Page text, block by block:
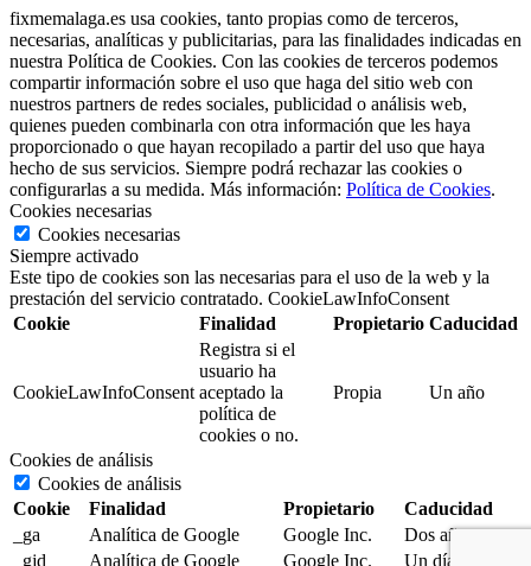
fixmemalaga.es usa cookies, tanto propias como de terceros,
necesarias, analíticas y publicitarias, para las finalidades indicadas en
nuestra Política de Cookies. Con las cookies de terceros podemos
compartir información sobre el uso que haga del sitio web con
nuestros partners de redes sociales, publicidad o análisis web,
quienes pueden combinarla con otra información que les haya
proporcionado o que hayan recopilado a partir del uso que haya
hecho de sus servicios. Siempre podrá rechazar las cookies o
configurarlas a su medida. Más información: Política de Cookies.
Cookies necesarias
Cookies necesarias
Siempre activado
Este tipo de cookies son las necesarias para el uso de la web y la
prestación del servicio contratado. CookieLawInfoConsent
Cookie
Finalidad Propietario Caducidad
CookieLawInfoConsent
Registra si el
usuario ha
aceptado la
política de
cookies o no.
Propia Un año
Cookies de análisis
Cookies de análisis
Cookie
Finalidad Propietario
Caducidad
_ga
Analítica de Google Google Inc.
Dos años
_gjd
Analítica de Google Google Inc. Un día